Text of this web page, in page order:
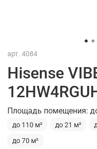
арт. 4084
Hisense
Площадь помещения:
до 110 м² до 21 м²
до 70 м²